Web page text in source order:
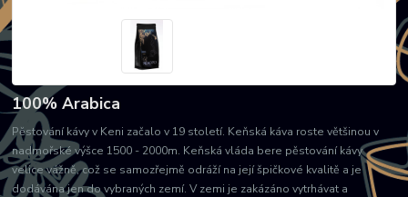
100% Arabica
Pěstování kávy v Keni začalo v 19 století. Keňská káva roste většinou v
nadmořské výšce 1500 - 2000m. Keňská vláda bere pěstování kávy
velice vážně, což se samozřejmě odráží na její špičkové kvalitě a je
dodávána jen do vybraných zemí. V zemi je zakázáno vytrhávat a